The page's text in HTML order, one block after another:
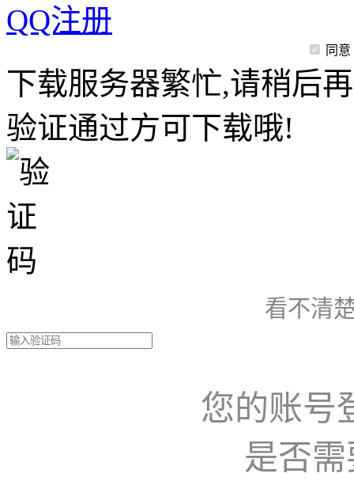
QQ注册
同意
下载服务器繁忙,请稍后
验证通过方可下载哦!
看不清
您的账号
是否